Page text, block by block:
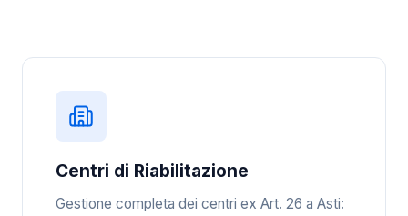
Centri di Riabilitazione
Gestione completa dei centri ex Art. 26 a Asti: